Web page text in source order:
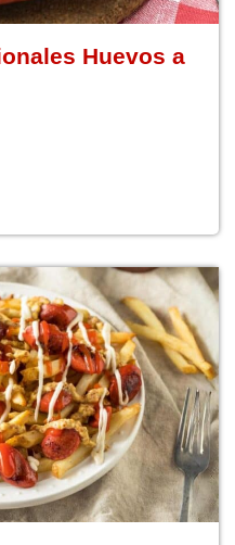
Huevos a